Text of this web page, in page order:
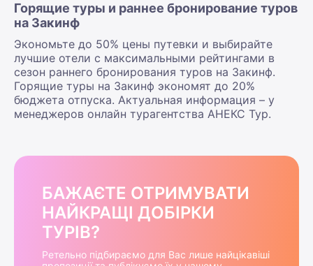
Горящие туры и раннее бронирование туров
на Закинф
Экономьте до 50% цены путевки и выбирайте
лучшие отели с максимальными рейтингами в
сезон раннего бронирования туров на Закинф.
Горящие туры на Закинф экономят до 20%
бюджета отпуска. Актуальная информация – у
менеджеров онлайн турагентства АНЕКС Тур.
БАЖАЄТЕ ОТРИМУВАТИ
НАЙКРАЩІ ДОБІРКИ
ТУРІВ?
Ретельно підбираємо для Вас лише найцікавіші